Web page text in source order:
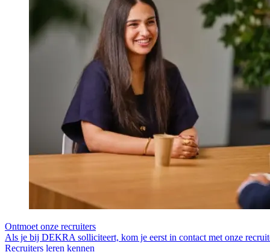
Ontmoet onze recruiters
Als je bij DEKRA solliciteert, kom je eerst in contact met onze
Recruiters leren kennen